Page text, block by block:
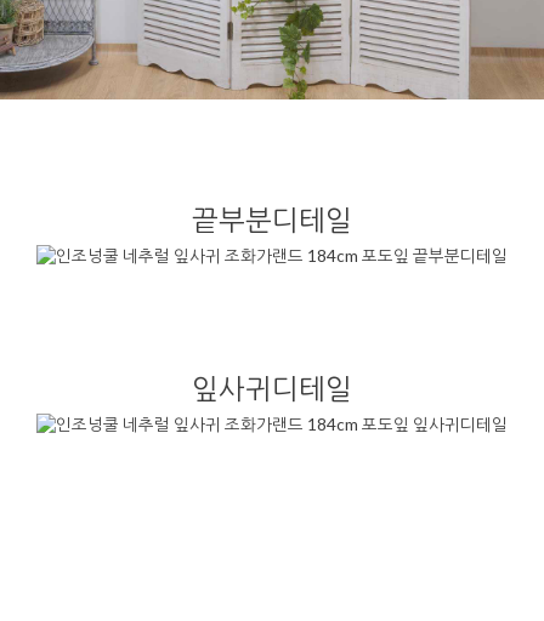
끝부분디테일
잎사귀디테일